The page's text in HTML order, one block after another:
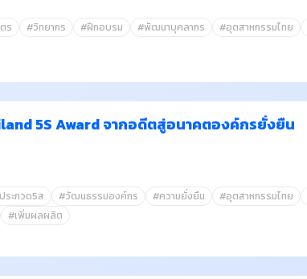
ร #วิทยากร #ฝึกอบรม #พัฒนาบุคลากร #อุตสาหกรรมไทย
5S Award จากอดีตสู่อนาคตองค์กรยั่งยืน
ระกวด5ส #วัฒนธรรมองค์กร #ความยั่งยืน #อุตสาหกรรมไทย
#เพิ่มผลผลิต